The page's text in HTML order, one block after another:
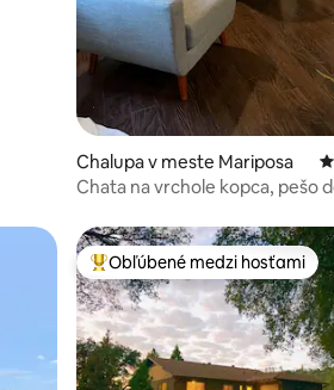
Chalupa v meste Mariposa
Chata na vrchole kopca, pešo
Najobľúbenejšie medzi hosťami
Obľúbené medzi hosťami